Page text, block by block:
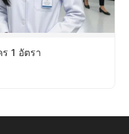
1 อัตรา